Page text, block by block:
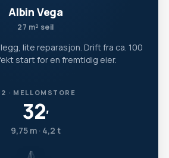
Albin Vega
27 m² seil
lite reparasjon. Drift fra ca. 100
start for en fremtidig eier.
· MELLOMSTORE
32′
9,75 m · 4,2 t